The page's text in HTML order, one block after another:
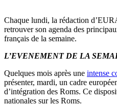
Chaque lundi, la rédaction
retrouver son agenda des
français de la semaine.
L’EVENEMENT DE LA
Quelques mois après une intense
présenter, mardi, un cadre
d’intégration des Roms. Ce
nationales sur les Roms.